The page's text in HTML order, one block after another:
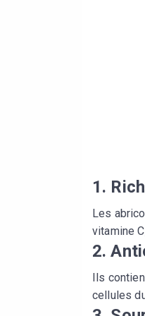
1.
Les
vitamine
2.
Ils
cellules